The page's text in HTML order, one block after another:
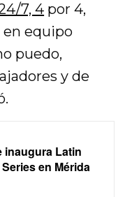
7, 4 por 4,
en equipo
puedo,
y de
inaugura Latin
en Mérida